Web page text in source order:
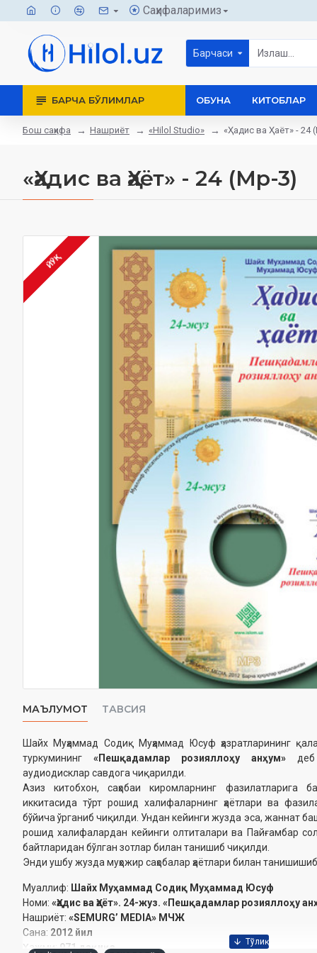
Саҳифаларимиз
Барчаси
БАРЧА БЎЛИМЛАР ОБУНА КИТОБЛАР
Бош саҳифа Нашриёт «Hilol Studio» «Ҳадис ва Ҳаёт» - 24
«Ҳадис ва Ҳаёт» - 24 (Мp-3)
ЙЎҚ
МАЪЛУМОТ ТАВСИЯ
Шайх Муҳаммад Содиқ Муҳаммад Юсуф ҳазратларининг
туркумининг «Пешқадамлар розияллоҳу анҳум» деб
аудиодисклар савдога чиқарилди.
Азиз китобхон, саҳобаи киромларнинг фазилатларига
иккитасида тўрт рошид халифаларнинг ҳаётлари ва
бўйича ўрганиб чиқилди. Ундан кейинги жузда эса, жаннат
рошид халифалардан кейинги олтиталари ва Пайғамбар
байтларидан бўлган зотлар билан танишиб чиқилди.
Энди ушбу жузда муҳожир саҳобалар ҳаётлари билан
Муаллиф: Шайх Муҳаммад Содиқ Муҳаммад Юсуф
Номи: «Ҳадис ва Ҳаёт». 24-жуз. «Пешқадамлар розияллоҳу
Нашриёт: «SEMURG’ MEDIA» МЧЖ
Сана: 2012 йил
Ҳажми:971 дақиқа